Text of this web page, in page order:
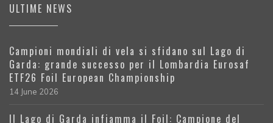
ULTIME NEWS
Campioni mondiali di vela si sfidano sul Lago di
Garda: grande successo per il Lombardia Eurosaf
ETF26 Foil European Championship
14 June 2026
Il Lago di Garda infiamma il Foil: Campione del